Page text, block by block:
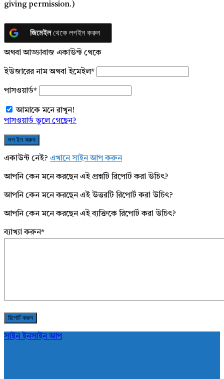
giving permission.)
জিমেইলথেকে লগইন করুন
অথবা আড্ডাবাজ একাউন্ট থেকে
ইউজারের নাম অথবা ইমেইল*
পাসওয়ার্ড*
আমাকে মনে রাখুন!
পাসওয়ার্ড ভুলে গেছেন?
একাউন্ট নেই? এখানে সাইন আপ করুন
আপনি কেন মনে করছেন এই প্রশ্নটি রিপোর্ট করা উচিৎ?
আপনি কেন মনে করছেন এই উত্তরটি রিপোর্ট করা উচিৎ?
আপনি কেন মনে করছেন এই ব্যক্তিকে রিপোর্ট করা উচিৎ?
ব্যাখ্যা করুন*
সাইন ইনসাইন আপ